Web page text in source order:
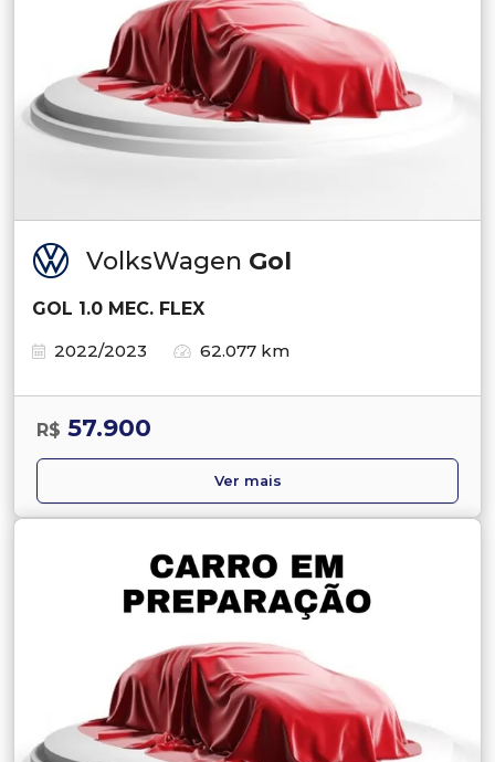
VolksWagen Gol
GOL 1.0 MEC. FLEX
2022/2023
62.077 km
R$ 57.900
Ver mais